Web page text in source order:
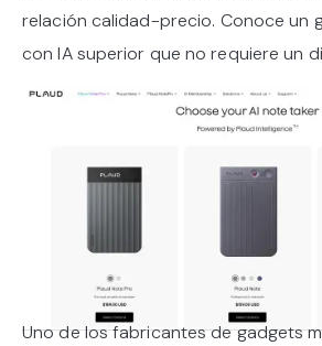
relación calidad-precio. Conoce un
con IA superior que no requiere un
Uno de los fabricantes de gadgets